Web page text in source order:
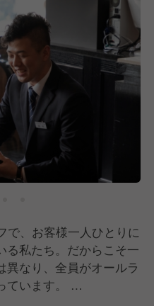
で、お客様一人ひとりに
る私たち。だからこそ一
異なり、全員がオールラ
います。